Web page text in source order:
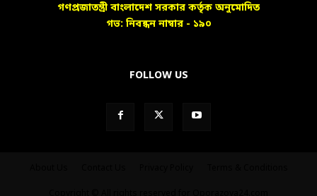
গণপ্রজাতন্ত্রী বাংলাদেশ সরকার কর্তৃক অনুমোদিত
গভ: নিবন্ধন নাম্বার - ১৯০
FOLLOW US